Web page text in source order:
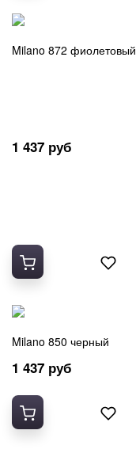
Milano 872 фиолетовый
1 437 руб
Milano 850 черный
1 437 руб